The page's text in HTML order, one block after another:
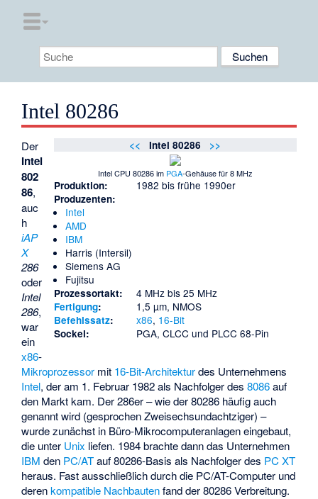
Intel 80286
<< Intel 80286 >>
Intel CPU 80286 im PGA-Gehäuse für 8 MHz
Produktion: 1982 bis frühe 1990er
Produzenten:
Intel
AMD
IBM
Harris (Intersil)
Siemens AG
Fujitsu
Prozessortakt: 4 MHz bis 25 MHz
Fertigung: 1,5 µm, NMOS
Befehlssatz: x86, 16-Bit
Sockel: PGA, CLCC und PLCC 68-Pin
Der
Intel
802
86,
auc
h
iAP
X
286
oder
Intel
286,
war
ein
x86-
Mikroprozessor mit 16-Bit-Architekturdes Unternehmens
Intel, der am 1. Februar 1982 als Nachfolger des8086auf
den Markt kam. Der 286er – wie der 80286 häufig auch
genannt wird (gesprochen Zweisechsundachtziger) –
wurde zunächst in Büro-Mikrocomputeranlagen eingebaut,
die unter Unix liefen. 1984 brachte dann das Unternehmen
IBM den PC/ATauf 80286-Basis als Nachfolger des PC XT
heraus. Fast ausschließlich durch die PC/AT-Computer und
derenkompatible Nachbautenfand der 80286 Verbreitung.